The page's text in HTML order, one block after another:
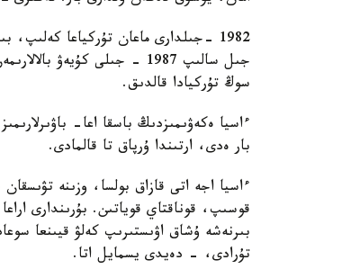
1982 -جىلدارى ماعان تۇركياعا
جىل سالىپ 1987 - جىلى
سوڭ تۇركيادا قالدىق.
ءاسيا ەكەۋىمىزدىڭ باسقا اعا-
بار ەدى، ارتىندا ۇرپاق تا قالمادى.
ءاسيا اجە اتى قازاق بولسا، وزىنە
قوسىپ، قوناقتاي قوياتىن. بۇرىندارى
بىرنەشە ۇشاق اۋىستىرىپ كەلۋ قيىنعا
تۇرادى، - دەيدى يسمايل اتا.